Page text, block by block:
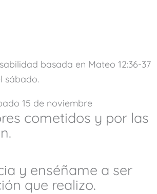
15 de noviembre
cometidos y por las
y enséñame a ser
que realizo.